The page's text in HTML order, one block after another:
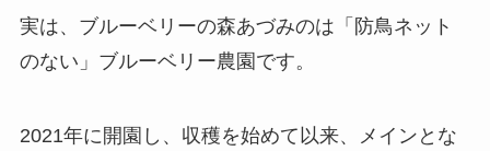
実は、ブルーベリーの森あづみのは「防鳥ネット
のない」ブルーベリー農園です。
2021年に開園し、収穫を始めて以来、メインとな